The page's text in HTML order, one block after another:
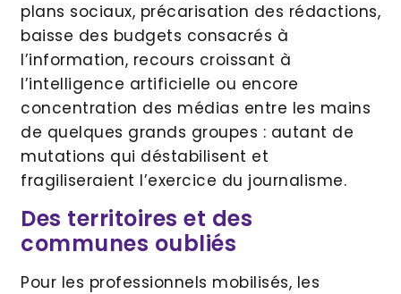
plans sociaux, précarisation des rédactions,
baisse des budgets consacrés à
l’information, recours croissant à
l’intelligence artificielle ou encore
concentration des médias entre les mains
de quelques grands groupes : autant de
mutations qui déstabilisent et
fragiliseraient l’exercice du journalisme.
Des territoires et des
communes oubliés
Pour les professionnels mobilisés, les